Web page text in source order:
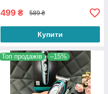
499 ₴ 589 ₴
Купити
Топ продажів –15%